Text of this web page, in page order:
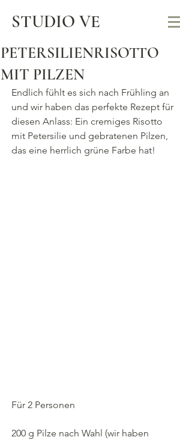
STUDIO VE
PETERSILIENRISOTTO
MIT PILZEN
Endlich fühlt es sich nach Frühling an
und wir haben das perfekte Rezept für
diesen Anlass: Ein cremiges Risotto
mit Petersilie und gebratenen Pilzen,
das eine herrlich grüne Farbe hat!
Für 2 Personen
200 g Pilze nach Wahl (wir haben